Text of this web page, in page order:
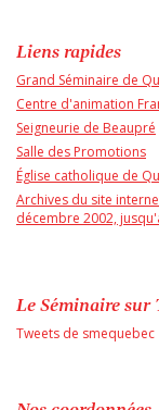
Liens rapides
Grand Séminaire de
Centre d'animation
Seigneurie de Beaupré
Salle des Promotions
Église catholique de
Archives du site
décembre 2002,
Le Séminaire sur
Tweets de smequebec